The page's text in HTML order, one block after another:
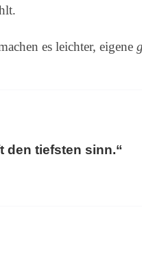
es leichter, eigene
den tiefsten sinn.“